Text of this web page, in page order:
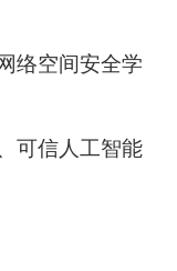
络空间安全学
可信人工智能